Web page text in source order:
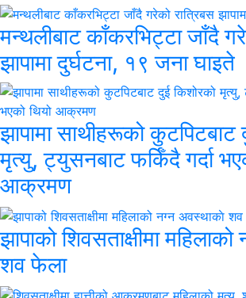
मन्थलीबाट काँकरभिट्टा जाँदै
झापामा दुर्घटना, १९ जना घाइते
झापामा साथीहरूको कुटपिटबाट
मृत्यु, ट्युसनबाट फर्किँदै गर्दा
आक्रमण
झापाको शिवसताक्षीमा
शव फेला